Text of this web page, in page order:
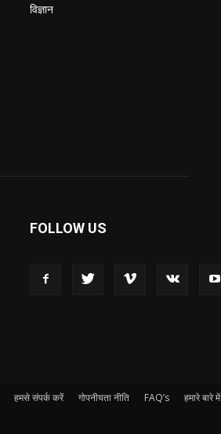
विज्ञान
FOLLOW US
हमसे संपर्क करें गोपनीयता नीति FAQ’s हमारे बारे में